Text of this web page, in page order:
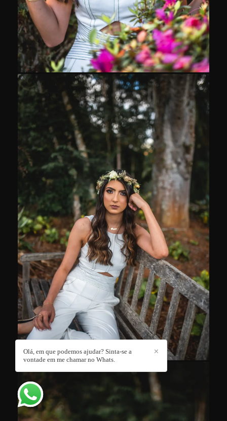
✕
Olá, em que podemos ajudar? Sinta-se a
vontade em me chamar no Whats.